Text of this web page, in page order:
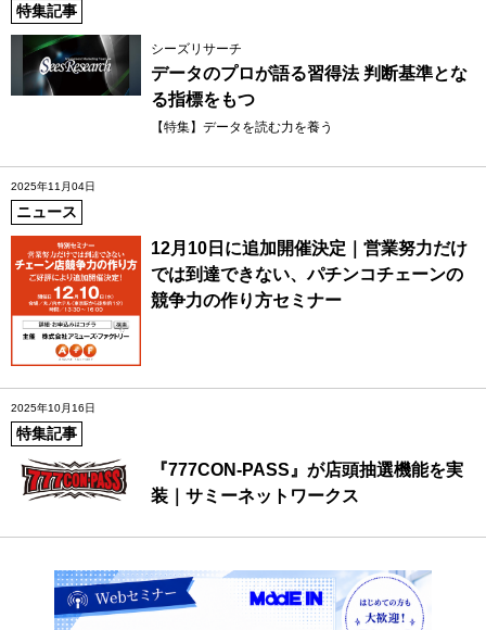
特集記事
シーズリサーチ
データのプロが語る習得法 判断基準とな
る指標をもつ
【特集】データを読む力を養う
2025年11月04日
ニュース
12月10日に追加開催決定｜営業努力だけ
では到達できない、パチンコチェーンの
競争力の作り方セミナー
2025年10月16日
特集記事
『777CON-PASS』が店頭抽選機能を実
装｜サミーネットワークス